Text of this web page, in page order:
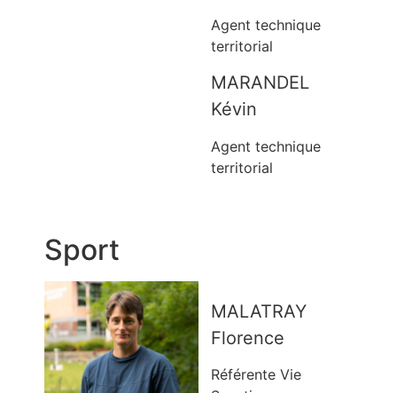
Agent technique
territorial
MARANDEL
Kévin
Agent technique
territorial
Sport
MALATRAY
Florence
Référente Vie